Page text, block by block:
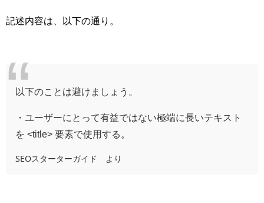
記述内容は、以下の通り。
以下のことは避けましょう。
・ ユーザーにとって有益ではない極端に長いテキスト
を <title> 要素で使用する。
SEOスターターガイド より